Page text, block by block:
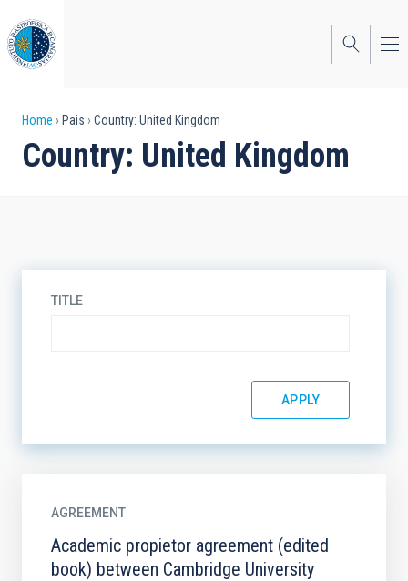
to
main
content
Breadcrumb
Home Pais Country: United Kingdom
Country: United Kingdom
TITLE
AGREEMENT
Academic propietor agreement (edited
book) between Cambridge University